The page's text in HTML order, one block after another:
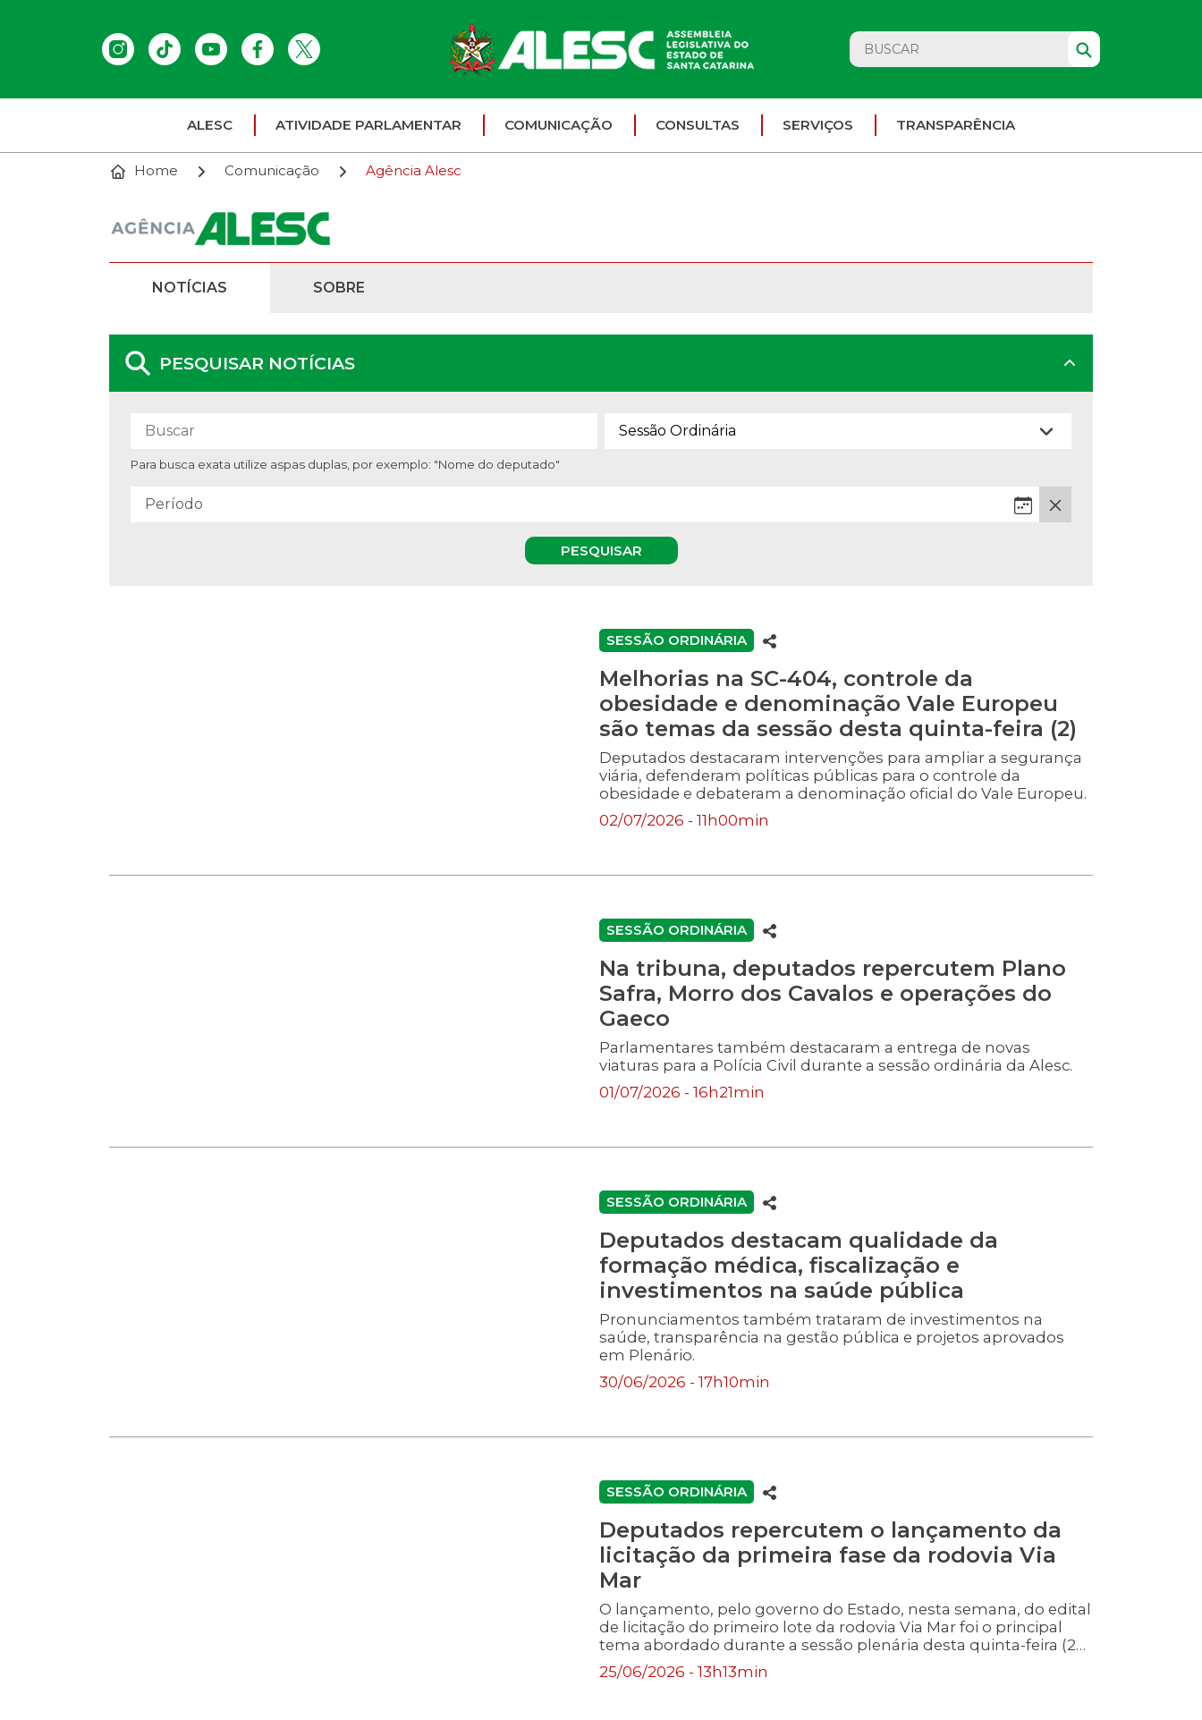
ALESC ATIVIDADE PARLAMENTAR COMUNICAÇÃO CONSULTAS SERVIÇOS TRANSPARÊNCIA
Home Comunicação Agência Alesc
NOTÍCIAS SOBRE
PESQUISAR NOTÍCIAS
Para busca exata utilize aspas duplas, por exemplo: "Nome do deputado"
PESQUISAR
SESSÃO ORDINÁRIA
Melhorias na SC-404, controle da
obesidade e denominação Vale Europeu
são temas da sessão desta quinta-feira (2)
Deputados destacaram intervenções para ampliar a segurança
viária, defenderam políticas públicas para o controle da
obesidade e debateram a denominação oficial do Vale Europeu.
02/07/2026 - 11h00min
SESSÃO ORDINÁRIA
Na tribuna, deputados repercutem Plano
Safra, Morro dos Cavalos e operações do
Gaeco
Parlamentares também destacaram a entrega de novas
viaturas para a Polícia Civil durante a sessão ordinária da Alesc.
01/07/2026 - 16h21min
SESSÃO ORDINÁRIA
Deputados destacam qualidade da
formação médica, fiscalização e
investimentos na saúde pública
Pronunciamentos também trataram de investimentos na
saúde, transparência na gestão pública e projetos aprovados
em Plenário.
30/06/2026 - 17h10min
SESSÃO ORDINÁRIA
Deputados repercutem o lançamento da
licitação da primeira fase da rodovia Via
Mar
O lançamento, pelo governo do Estado, nesta semana, do edital
de licitação do primeiro lote da rodovia Via Mar foi o principal
tema abordado durante a sessão plenária desta quinta-feira (25).
>>Assista à transmissão na íntegra Da tribuna, os deputados
destacaram a iniciativa do governo em investir na obra, que terá
25/06/2026 - 13h13min